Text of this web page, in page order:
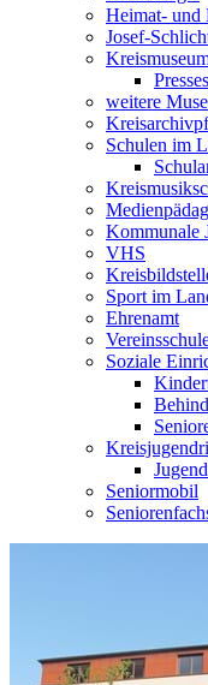
Heimat- und
Josef-
weitere
Schulen im
Kommunale
VHS
Sport im
Ehrenamt
Soziale
Seniormobil